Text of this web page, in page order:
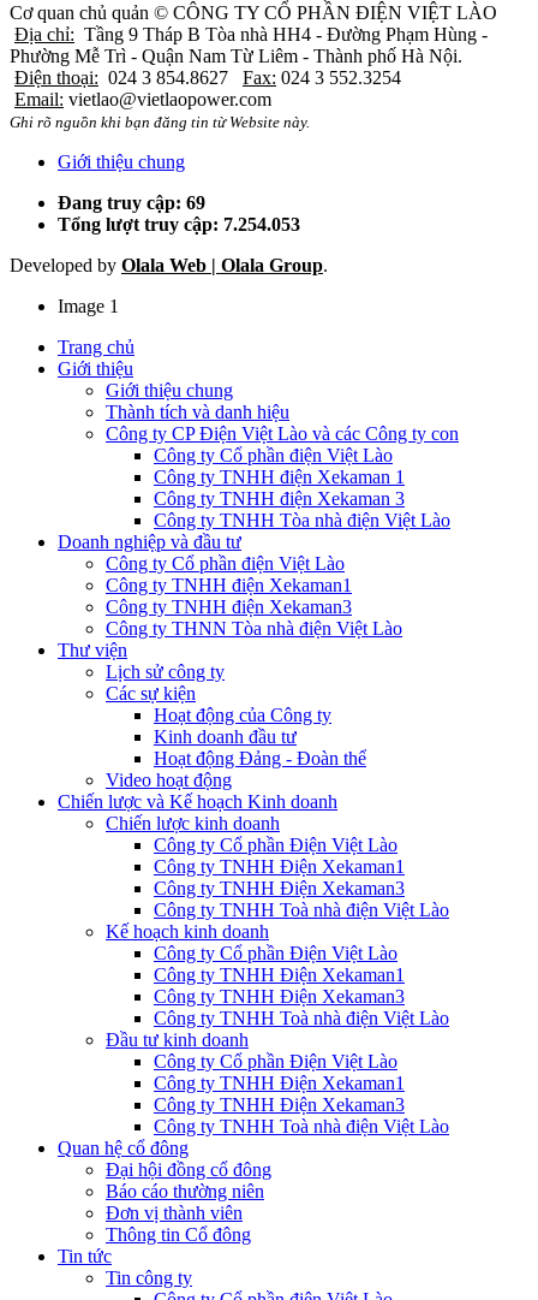
Cơ quan chủ quản © CÔNG TY CỔ PHẦN ĐIỆN VIỆT LÀO
Địa chỉ: Tầng 9 Tháp B Tòa nhà HH4 - Đường Phạm Hùng -
Phường Mễ Trì - Quận Nam Từ Liêm - Thành phố Hà Nội.
Điện thoại: 024 3 854.8627 Fax: 024 3 552.3254
Email: vietlao@vietlaopower.com
Ghi rõ nguồn khi bạn đăng tin từ Website này.
Giới thiệu chung
Đang truy cập: 69
Tổng lượt truy cập: 7.254.053
Developed by Olala Web | Olala Group.
Image 1
Trang chủ
Giới thiệu
Giới thiệu chung
Thành tích và danh hiệu
Công ty CP Điện Việt Lào và các Công ty con
Công ty Cổ phần điện Việt Lào
Công ty TNHH điện Xekaman 1
Công ty TNHH điện Xekaman 3
Công ty TNHH Tòa nhà điện Việt Lào
Doanh nghiệp và đầu tư
Công ty Cổ phần điện Việt Lào
Công ty TNHH điện Xekaman1
Công ty TNHH điện Xekaman3
Công ty THNN Tòa nhà điện Việt Lào
Thư viện
Lịch sử công ty
Các sự kiện
Hoạt động của Công ty
Kinh doanh đầu tư
Hoạt động Đảng - Đoàn thể
Video hoạt động
Chiến lược và Kế hoạch Kinh doanh
Chiến lược kinh doanh
Công ty Cổ phần Điện Việt Lào
Công ty TNHH Điện Xekaman1
Công ty TNHH Điện Xekaman3
Công ty TNHH Toà nhà điện Việt Lào
Kế hoạch kinh doanh
Công ty Cổ phần Điện Việt Lào
Công ty TNHH Điện Xekaman1
Công ty TNHH Điện Xekaman3
Công ty TNHH Toà nhà điện Việt Lào
Đầu tư kinh doanh
Công ty Cổ phần Điện Việt Lào
Công ty TNHH Điện Xekaman1
Công ty TNHH Điện Xekaman3
Công ty TNHH Toà nhà điện Việt Lào
Quan hệ cổ đông
Đại hội đồng cổ đông
Báo cáo thường niên
Đơn vị thành viên
Thông tin Cổ đông
Tin tức
Tin công ty